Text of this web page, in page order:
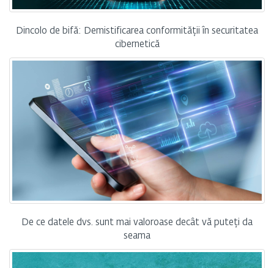
Dincolo de bifă: Demistificarea conformității în securitatea
cibernetică
De ce datele dvs. sunt mai valoroase decât vă puteți da
seama